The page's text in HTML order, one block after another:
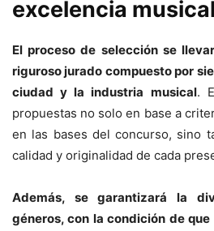
excelencia musical
El proceso de selección se
riguroso jurado compuesto por
ciudad y la industria musical.
propuestas no solo en base a
en las bases del concurso, sino
calidad y originalidad de cada
Además, se garantizará la
géneros, con la condición de